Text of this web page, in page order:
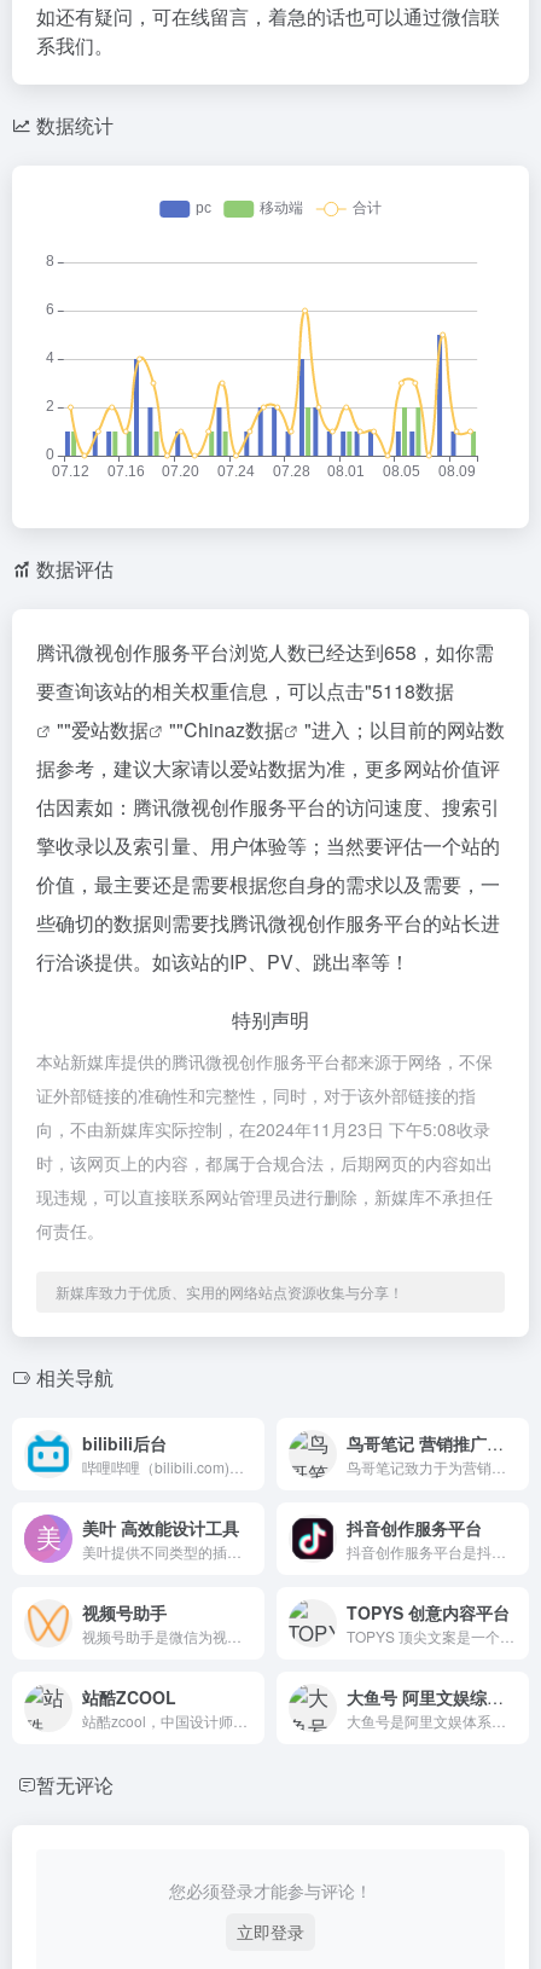
如还有疑问，可在线留言，着急的话也可以通过微信联
系我们。
数据统计
数据评估
腾讯微视创作服务平台浏览人数已经达到658，如你需
要查询该站的相关权重信息，可以点击"5118数据
""爱站数据 ""Chinaz数据
"进入；以目前的网站数
据参考，建议大家请以爱站数据为准，更多网站价值评
估因素如：腾讯微视创作服务平台的访问速度、搜索引
擎收录以及索引量、用户体验等；当然要评估一个站的
价值，最主要还是需要根据您自身的需求以及需要，一
些确切的数据则需要找腾讯微视创作服务平台的站长进
行洽谈提供。如该站的IP、PV、跳出率等！
特别声明
本站新媒库提供的腾讯微视创作服务平台都来源于网络，不保
证外部链接的准确性和完整性，同时，对于该外部链接的指
向，不由新媒库实际控制，在2024年11月23日 下午5:08收录
时，该网页上的内容，都属于合规合法，后期网页的内容如出
现违规，可以直接联系网站管理员进行删除，新媒库不承担任
何责任。
新媒库致力于优质、实用的网络站点资源收集与分享！
相关导航
bilibili后台 鸟哥笔记 营销推广学习交流平台
美叶 高效能设计工具 抖音创作服务平台
视频号助手 TOPYS 创意内容平台
站酷ZCOOL 大鱼号 阿里文娱综合型媒体内容生产运营平台
暂无评论
您必须登录才能参与评论！
立即登录